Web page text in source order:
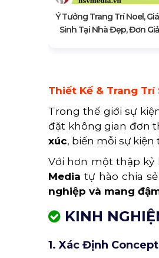
Ý Tưởng Trang Trí Noel,
Sinh Tại Nhà Đẹp, Đơn
Thiết Kế & Trang Trí
Trong thế giới sự
đặt không gian đơn
xúc, biến mỗi sự
Với hơn một thập kỷ
Media tự hào chia
nghiệp và mang
KINH
1. Xác Định